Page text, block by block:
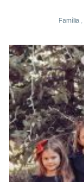
Família,